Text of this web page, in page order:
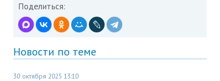
Поделиться:
Новости по теме
30 октября 2025 13:10